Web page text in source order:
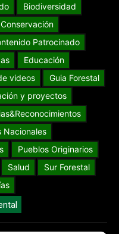
Biodiversidad
Conservación
Patrocinado
Educación
videos
Guia Forestal
y proyectos
Nacionales
Pueblos Originarios
Salud
Sur Forestal